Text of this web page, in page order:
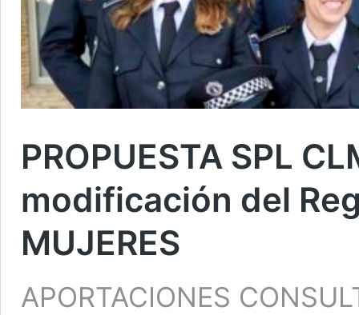
PROPUESTA SPL
modificación del
MUJERES
APORTACIONES